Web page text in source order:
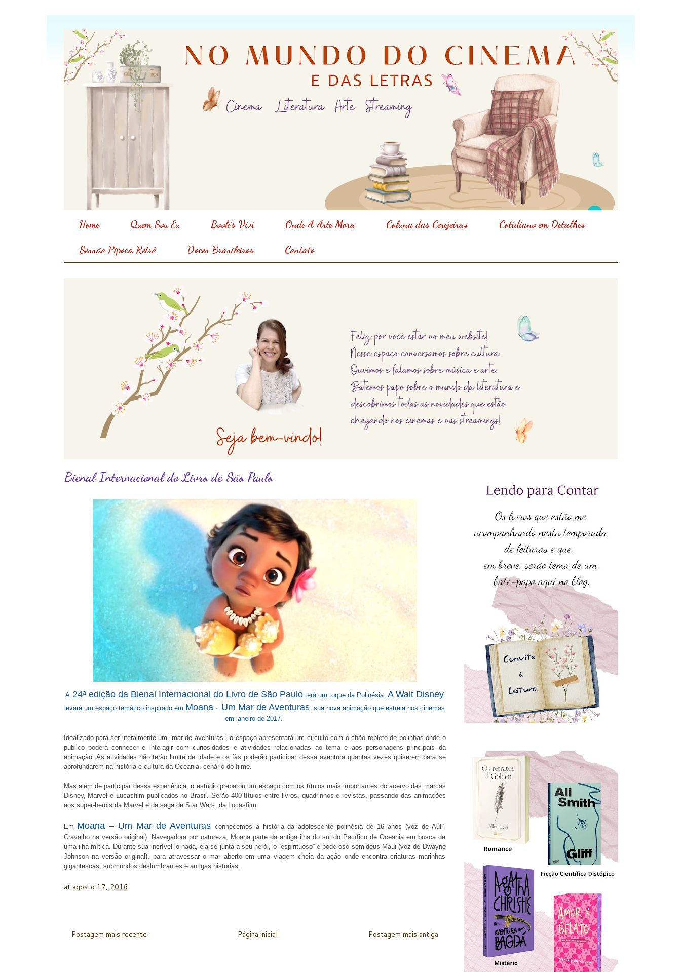
Home Quem Sou Eu Book´s Vivi Onde A Arte Mora Coluna das Cerejeiras Cotidiano em Detalhes
Sessão Pipoca Retrô Doces Brasileiros Contato
Bienal Internacional do Livro de São Paulo
A 24ª edição da Bienal Internacional do Livro de São Paulo terá um toque da Polinésia. A Walt Disney
levará um espaço temático inspirado em Moana - Um Mar de Aventuras, sua nova animação que estreia nos cinemas
em janeiro de 2017.
Idealizado para ser literalmente um “mar de aventuras”, o espaço apresentará um circuito com o chão repleto de bolinhas onde o
público poderá conhecer e interagir com curiosidades e atividades relacionadas ao tema e aos personagens principais da
animação. As atividades não terão limite de idade e os fãs poderão participar dessa aventura quantas vezes quiserem para se
aprofundarem na história e cultura da Oceania, cenário do filme.
Mas além de participar dessa experiência, o estúdio preparou um espaço com os títulos mais importantes do acervo das marcas
Disney, Marvel e Lucasfilm publicados no Brasil. Serão 400 títulos entre livros, quadrinhos e revistas, passando das animações
aos super-heróis da Marvel e da saga de Star Wars, da Lucasfilm
Em Moana – Um Mar de Aventuras conhecemos a história da adolescente polinésia de 16 anos (voz de Auli’i
Cravalho na versão original). Navegadora por natureza, Moana parte da antiga ilha do sul do Pacífico de Oceania em busca de
uma ilha mítica. Durante sua incrível jornada, ela se junta a seu herói, o “espirituoso” e poderoso semideus Maui (voz de Dwayne
Johnson na versão original), para atravessar o mar aberto em uma viagem cheia da ação onde encontra criaturas marinhas
gigantescas, submundos deslumbrantes e antigas histórias.
at agosto 17, 2016
Postagem mais recente Postagem mais antiga
Página inicial